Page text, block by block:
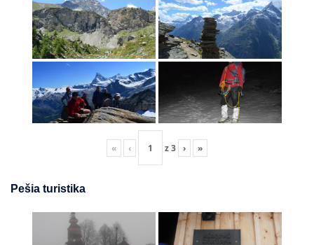
« ‹ z3 › »
Pešia turistika